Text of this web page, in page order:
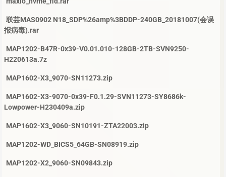
联芸MAS0902 N18_SDP%26amp%3BDDP-240GB_20181007(会误
报病毒).rar
MAP1202-B47R-0x39-V0.01.010-128GB-2TB-SVN9250-
H220613a.7z
MAP1602-X3_9070-SN11273.zip
MAP1602-X3-9070-0x39-F0.1.29-SVN11273-SY8686k-
Lowpower-H230409a.zip
MAP1602-X3_9060-SN10191-ZTA22003.zip
MAP1202-WD_BICS5_64GB-SN08919.zip
MAP1202-X2_9060-SN09843.zip